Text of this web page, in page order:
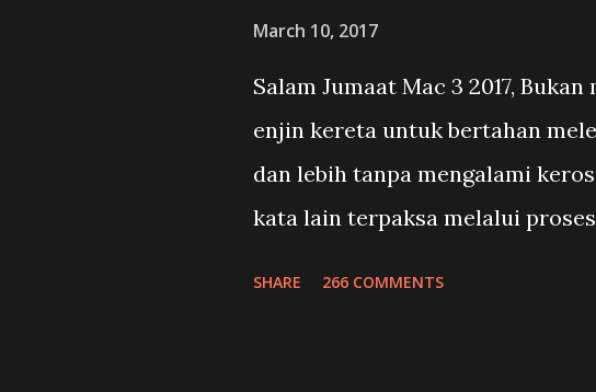
March 10, 2017
Salam Jumaat Mac 3 2017,
enjin kereta untuk bertahan
dan lebih tanpa mengalami
kata lain terpaksa melalui
SHARE 266 COMMENTS